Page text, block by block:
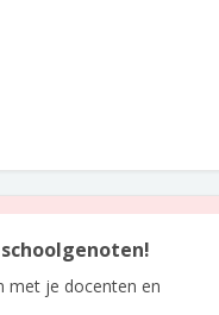
met je docenten en